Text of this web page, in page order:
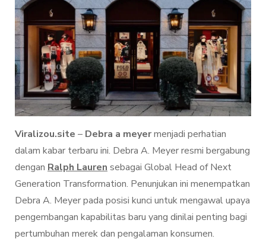
Viralizou.site – Debra a meyermenjadi perhatian
dalam kabar terbaru ini. Debra A. Meyer resmi bergabung
dengan Ralph Lauren sebagai Global Head of Next
Generation Transformation. Penunjukan ini menempatkan
Debra A. Meyer pada posisi kunci untuk mengawal upaya
pengembangan kapabilitas baru yang dinilai penting bagi
pertumbuhan merek dan pengalaman konsumen.